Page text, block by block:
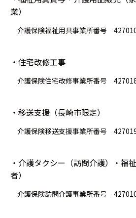
業）
介護保険福祉用具事業所番号
・住宅改修工事
介護保険住宅改修事業所番号
・移送支援（長崎市限定）
介護保険移送支援事業所番号
・介護タクシー（訪問介護）・福
者）
介護保険訪問介護事業所番号